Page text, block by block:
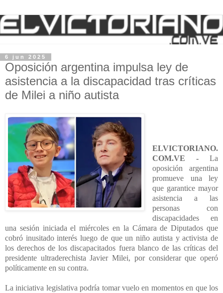
6 jun 2025
Oposición argentina impulsa ley de
asistencia a la discapacidad tras críticas
de Milei a niño autista
ELVICTORIANO.
COM.VE - La
oposición argentina
promueve una ley
que garantice mayor
asistencia a las
personas con
discapacidades en
una sesión iniciada el miércoles en la Cámara de Diputados que
cobró inusitado interés luego de que un niño autista y activista de
los derechos de los discapacitados fuera blanco de las críticas del
presidente ultraderechista Javier Milei, por considerar que operó
políticamente en su contra.
La iniciativa legislativa podría tomar vuelo en momentos en que los